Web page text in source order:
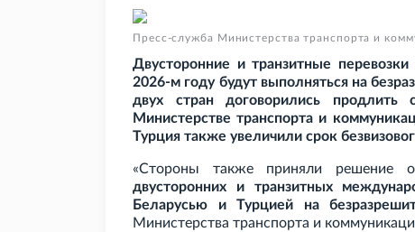
Пресс-служба Министерства транспорта и
Двусторонние и транзитные
2026-м году будут выполняться на
двух стран договорились продлить
Министерстве транспорта и
Турция также увеличили срок
«Стороны также приняли решение
двусторонних и транзитных
Беларусью и Турцией на
Министерства транспорта и